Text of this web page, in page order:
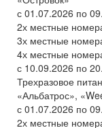
с 01.07.2026 по
2х местные
3х местные
4х местные
с 10.09.2026 по
Трехразовое
«Альбатрос»,
с 01.07.2026 по
2х местные